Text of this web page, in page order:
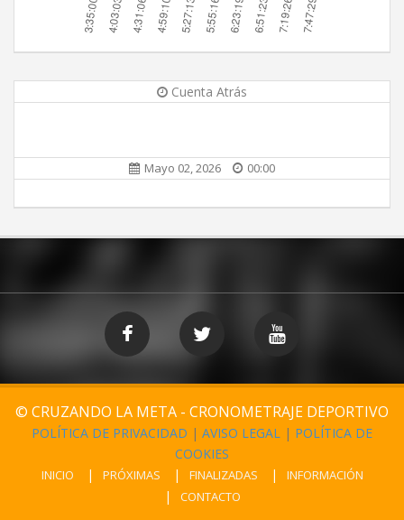
Cuenta Atrás
Mayo 02, 2026 00:00
© CRUZANDO LA META - CRONOMETRAJE DEPORTIVO
POLÍTICA DE PRIVACIDAD | AVISO LEGAL | POLÍTICA DE
COOKIES
INICIO PRÓXIMAS FINALIZADAS
INFORMACIÓN
CONTACTO